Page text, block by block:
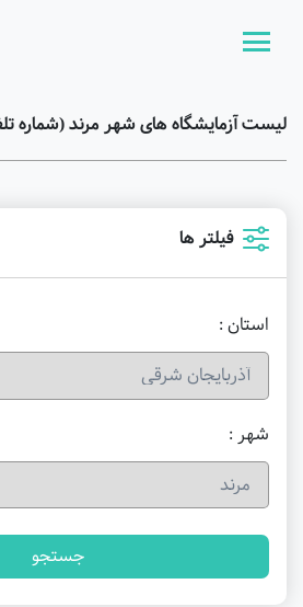
لیست آزمایشگاه های شهر مرند (شماره
فیلتر ها
استان :
شهر :
جستجو